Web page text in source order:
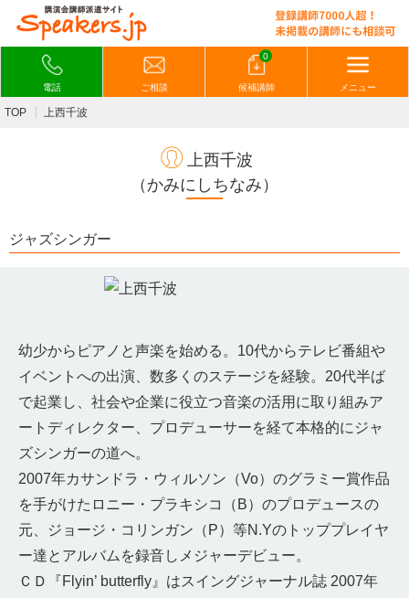
電話 ご相談
0
候補講師 メニュー
TOP 上西千波
上西千波
（かみにしちなみ）
ジャズシンガー
幼少からピアノと声楽を始める。10代からテレビ番組や
イベントへの出演、数多くのステージを経験。20代半ば
で起業し、社会や企業に役立つ音楽の活用に取り組みア
ートディレクター、プロデューサーを経て本格的にジャ
ズシンガーの道へ。
2007年カサンドラ・ウィルソン（Vo）のグラミー賞作品
を手がけたロニー・プラキシコ（B）のプロデュースの
元、ジョージ・コリンガン（P）等N.Yのトッププレイヤ
ー達とアルバムを録音しメジャーデビュー。
ＣＤ『Flyin’ butterfly』はスイングジャーナル誌 2007年